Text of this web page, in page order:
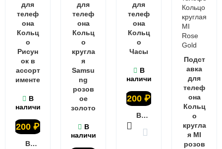
для
телеф
она
Кольц
о
Рисун
ок в
ассорт
именте
В
наличии
200 ₽
В КОРЗИНУ
для
телеф
она
Кольц
о
кругла
я
Samsu
ng
розов
ое
золото
В
наличии
для
телеф
она
Кольц
о
Часы
В
наличии
200 ₽
В КОРЗИНУ
Подст
авка
для
телеф
она
Кольц
о
кругла
я MI
розов